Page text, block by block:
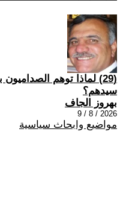
(29) ‏لماذا توهم
سيدهم؟
بهروز الجاف
2026 / 8 / 9
مواضيع وابحاث سياسية